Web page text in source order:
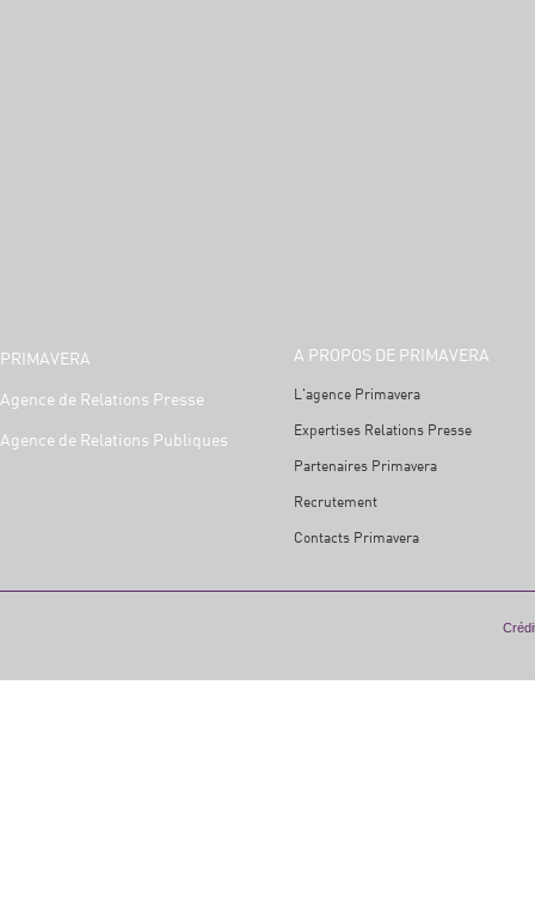
PRIMAVERA
Agence de Relations Presse
Agence de Relations Publiques
A PROPOS DE PRIMAVERA
L'agence Primavera
Expertises Relations Presse
Partenaires Primavera
Recrutement
Contacts Primavera